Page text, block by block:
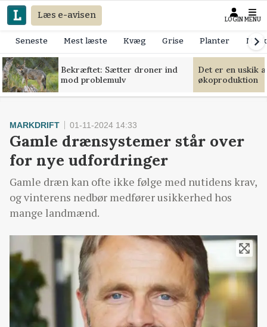
Læs e-avisen LOGIN MENU
Seneste Mest læste Kvæg Grise Planter
Bekræftet: Sætter droner ind
mod problemulv
Det er en uskik
økoproduktion
MARKDRIFT 01-11-2024 14:33
Gamle drænsystemer står over
for nye udfordringer
Gamle dræn kan ofte ikke følge med nutidens krav,
og vinterens nedbør medfører usikkerhed hos
mange landmænd.